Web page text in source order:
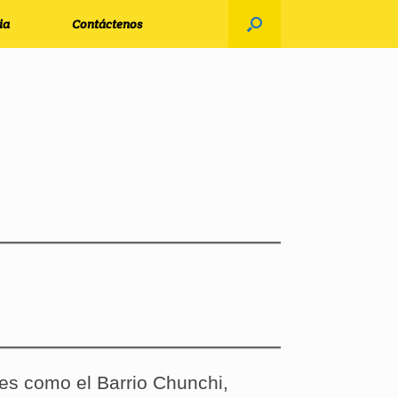
Contáctenos
como el Barrio Chunchi,